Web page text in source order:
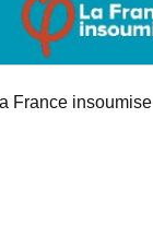
France insoumise